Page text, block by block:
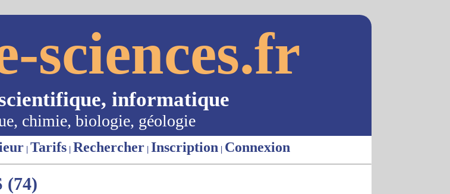
sciences.fr
informatique
chimie, biologie, géologie
| Tarifs | Rechercher | Inscription | Connexion
(74)